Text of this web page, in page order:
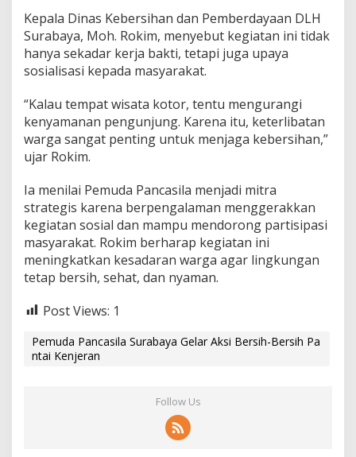
Kepala Dinas Kebersihan dan Pemberdayaan DLH
Surabaya, Moh. Rokim, menyebut kegiatan ini tidak
hanya sekadar kerja bakti, tetapi juga upaya
sosialisasi kepada masyarakat.
“Kalau tempat wisata kotor, tentu mengurangi
kenyamanan pengunjung. Karena itu, keterlibatan
warga sangat penting untuk menjaga kebersihan,”
ujar Rokim.
Ia menilai Pemuda Pancasila menjadi mitra
strategis karena berpengalaman menggerakkan
kegiatan sosial dan mampu mendorong partisipasi
masyarakat. Rokim berharap kegiatan ini
meningkatkan kesadaran warga agar lingkungan
tetap bersih, sehat, dan nyaman.
Post Views: 1
Pemuda Pancasila Surabaya Gelar Aksi Bersih-Bersih Pa
ntai Kenjeran
Follow Us